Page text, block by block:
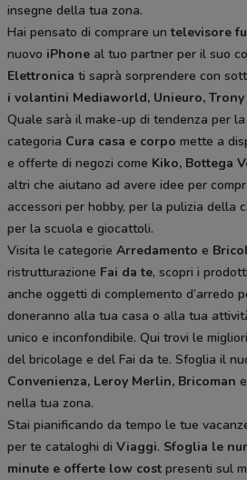
insegne della tua zona.
Hai pensato di comprare untelevisore
nuovo iPhone al tuo partner per il suo
Elettronica ti saprà sorprendere con
i volantini Mediaworld, Unieuro, Trony
Quale sarà il make-up di tendenza per
categoria Cura casa e corpo mette a
e offerte di negozi come Kiko, Bottega
altri che aiutano ad avere idee per
accessori per hobby, per la pulizia della
per la scuola e giocattoli.
Visita le categorie Arredamento e
ristrutturazione Fai da te, scopri i
anche oggetti di complemento d’arredo
doneranno alla tua casa o alla tua
unico e inconfondibile. Qui trovi le
del bricolage e del Fai da te. Sfoglia il
Convenienza, Leroy Merlin, Bricoman
nella tua zona.
Stai pianificando da tempo le tue
per te cataloghi di Viaggi. Sfoglia le
minute e offerte low cost presenti sul